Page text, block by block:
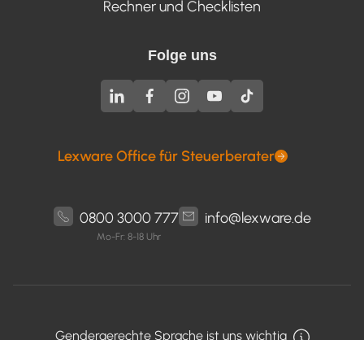
Rechner und Checklisten
Folge uns
Lexware Office für Steuerberater
0800 3000 777
Mo-Fr: 8-18 Uhr
info@lexware.de
Gendergerechte Sprache ist uns wichtig